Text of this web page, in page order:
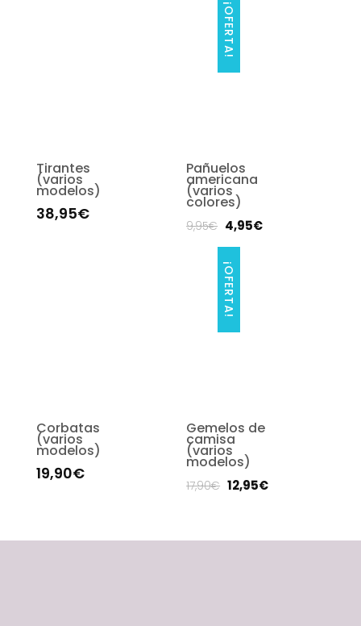
Tirantes
(varios
modelos)
38,95€
¡OFERTA!
Pañuelos
americana
(varios
colores)
9,95€ 4,95€
Corbatas
(varios
modelos)
19,90€
¡OFERTA!
Gemelos de
camisa
(varios
modelos)
17,90€ 12,95€